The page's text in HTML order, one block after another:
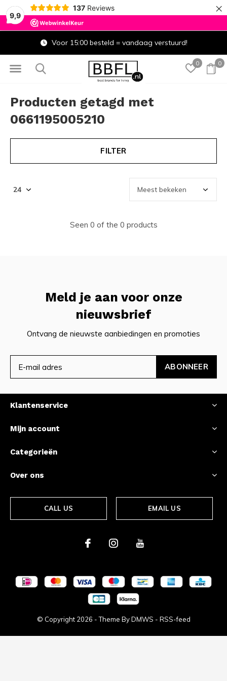
9,9
137 Reviews ×
0 0
Voor 15:00 besteld = vandaag verstuurd!
Producten getagd met
0661195005210
FILTER
Seen 0 of the 0 products
Meld je aan voor onze
nieuwsbrief
Ontvang de nieuwste aanbiedingen en promoties
ABONNEER
Klantenservice
Mijn account
Categorieën
Over ons
CALL US EMAIL US
© Copyright 2026 - Theme ByDMWS - RSS-feed